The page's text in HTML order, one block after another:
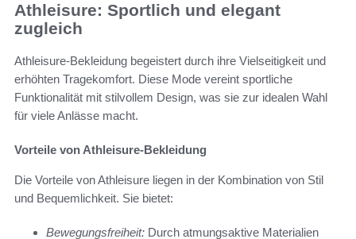
Athleisure: Sportlich und elegant
zugleich
Athleisure-Bekleidung begeistert durch ihre Vielseitigkeit und
erhöhten Tragekomfort. Diese Mode vereint sportliche
Funktionalität mit stilvollem Design, was sie zur idealen Wahl
für viele Anlässe macht.
Vorteile von Athleisure-Bekleidung
Die Vorteile von Athleisure liegen in der Kombination von Stil
und Bequemlichkeit. Sie bietet:
Bewegungsfreiheit: Durch atmungsaktive Materialien